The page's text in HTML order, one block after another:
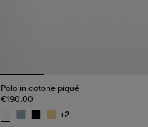
Polo in cotone piqué
€190.00
+2